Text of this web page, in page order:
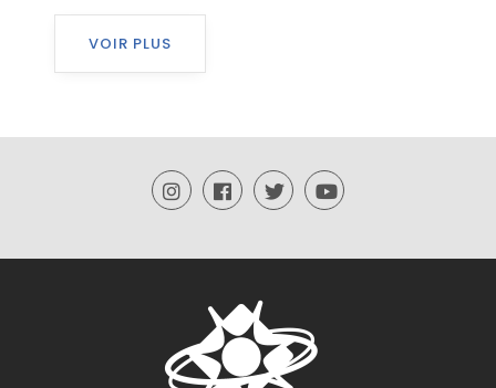
VOIR PLUS